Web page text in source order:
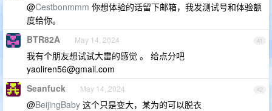
@Cestbonmmm 你想体验的话留下邮箱，我发测试号和体验额
度给你。
41
BTR82A May 14, 2024
我有个朋友想试试大雷的感觉 。 给点分吧
yaoliren56@gmail.com
42
Seanfuck May 14, 2024
@BeijingBaby 这个只是变大，某为的可以脱衣